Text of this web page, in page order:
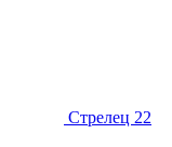
Стрелец 22